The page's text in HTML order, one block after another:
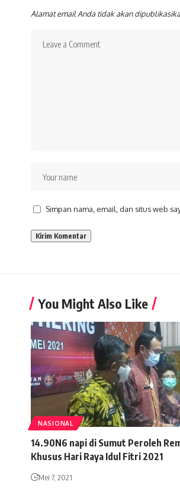
Alamat email Anda tidak akan
Simpan nama, email, dan situs web
You Might Also Like
NASIONAL
14.90N6 napi di Sumut Peroleh
Khusus Hari Raya Idul Fitri 2021
Mei 7, 2021